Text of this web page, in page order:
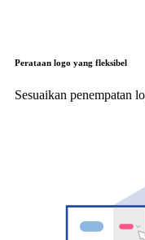
Perataan logo yang fleksibel
Sesuaikan penempatan